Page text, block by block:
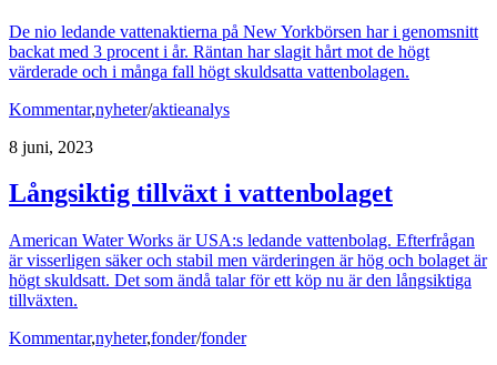
De nio ledande vattenaktierna på New Yorkbörsen har i genomsnitt
backat med 3 procent i år. Räntan har slagit hårt mot de högt
värderade och i många fall högt skuldsatta vattenbolagen.
Kommentar,nyheter/aktieanalys
8 juni, 2023
Långsiktig tillväxt i vattenbolaget
American Water Works är USA:s ledande vattenbolag. Efterfrågan
är visserligen säker och stabil men värderingen är hög och bolaget är
högt skuldsatt. Det som ändå talar för ett köp nu är den långsiktiga
tillväxten.
Kommentar,nyheter,fonder/fonder